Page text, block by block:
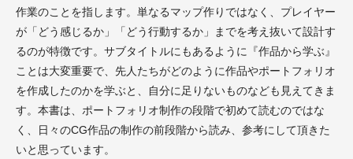
作業のことを指します。単なるマップ作りではなく、プレイヤー
が「どう感じるか」「どう⾏動するか」までを考え抜いて設計す
るのが特徴です。サブタイトルにもあるように『作品から学ぶ』
ことは⼤変重要で、先⼈たちがどのように作品やポートフォリオ
を作成したのかを学ぶと、⾃分に⾜りないものなども⾒えてきま
す。本書は、ポートフォリオ制作の段階で初めて読むのではな
く、⽇々のCG作品の制作の前段階から読み、参考にして頂きた
いと思っています。